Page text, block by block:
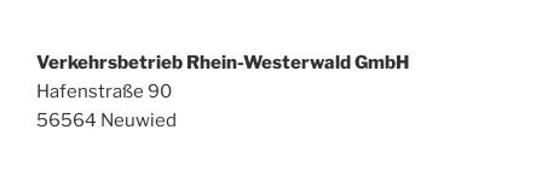
Verkehrsbetrieb Rhein-Westerwald GmbH
Hafenstraße 90
56564 Neuwied